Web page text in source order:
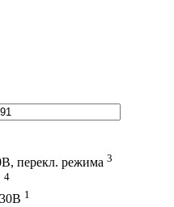
перекл. режима 3
4
1